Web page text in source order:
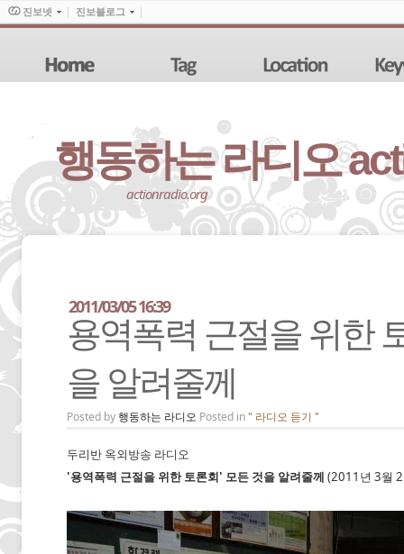
행동하는 라디오
actionradio.org
용역폭력 근절을 위한
을 알려줄께
2011/03/05 16:39
Posted by행동하는 라디오 Posted in" 라디오 듣기 "
두리반 옥외방송 라디오
'용역폭력 근절을 위한 토론회' 모든 것을 알려줄께 (2011년 3월
진보넷 진보블로그